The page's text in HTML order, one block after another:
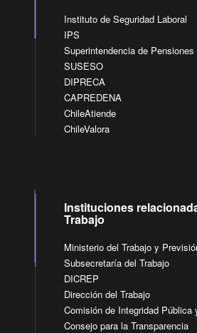
Instituto de Seguridad Laboral
IPS
Superintendencia de Pensiones
SUSESO
DIPRECA
CAPREDENA
ChileAtiende
ChileValora
Instituciones
Trabajo
Ministerio del Trabajo y
Subsecretaría del Trabajo
DICREP
Dirección del Trabajo
Comisión de Integridad Pública
Consejo para la Transparencia